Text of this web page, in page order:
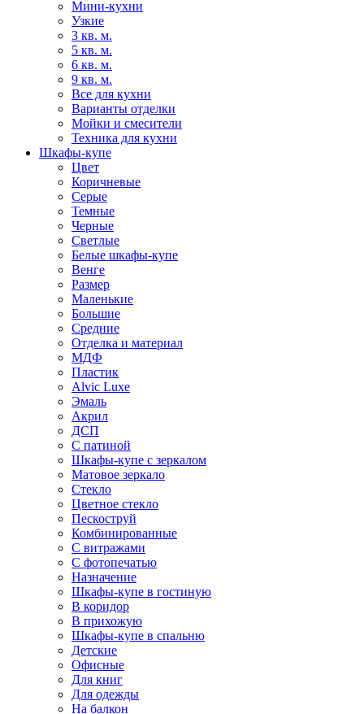
Мини-кухни
Узкие
3 кв. м.
5 кв. м.
6 кв. м.
9 кв. м.
Все для кухни
Варианты отделки
Мойки и смесители
Техника для кухни
Шкафы-купе
Цвет
Коричневые
Серые
Темные
Черные
Светлые
Белые шкафы-купе
Венге
Размер
Маленькие
Большие
Средние
Отделка и материал
МДФ
Пластик
Alvic Luxe
Эмаль
Акрил
ДСП
С патиной
Шкафы-купе с зеркалом
Матовое зеркало
Стекло
Цветное стекло
Пескоструй
Комбинированные
С витражами
С фотопечатью
Назначение
Шкафы-купе в гостиную
В коридор
В прихожую
Шкафы-купе в спальню
Детские
Офисные
Для книг
Для одежды
На балкон